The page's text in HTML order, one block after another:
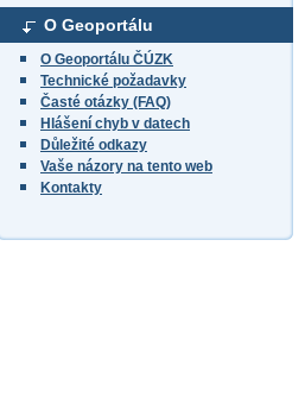
O Geoportálu
O Geoportálu ČÚZK
Technické požadavky
Časté otázky (FAQ)
Hlášení chyb v datech
Důležité odkazy
Vaše názory na tento web
Kontakty